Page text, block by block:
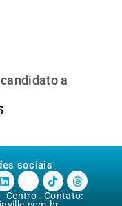
a
sociais
Centro - Contato: